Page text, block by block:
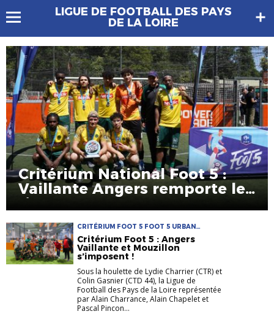
LIGUE DE FOOTBALL DES PAYS
DE LA LOIRE
Critérium National Foot 5 :
Vaillante Angers remporte le
titre !
CRITÉRIUM FOOT 5 FOOT 5 URBAN
SOCCER
Critérium Foot 5 : Angers
Vaillante et Mouzillon
s’imposent !
Sous la houlette de Lydie Charrier (CTR) et
Colin Gasnier (CTD 44), la Ligue de
Football des Pays de la Loire représentée
par Alain Charrance, Alain Chapelet et
Pascal Pincon...